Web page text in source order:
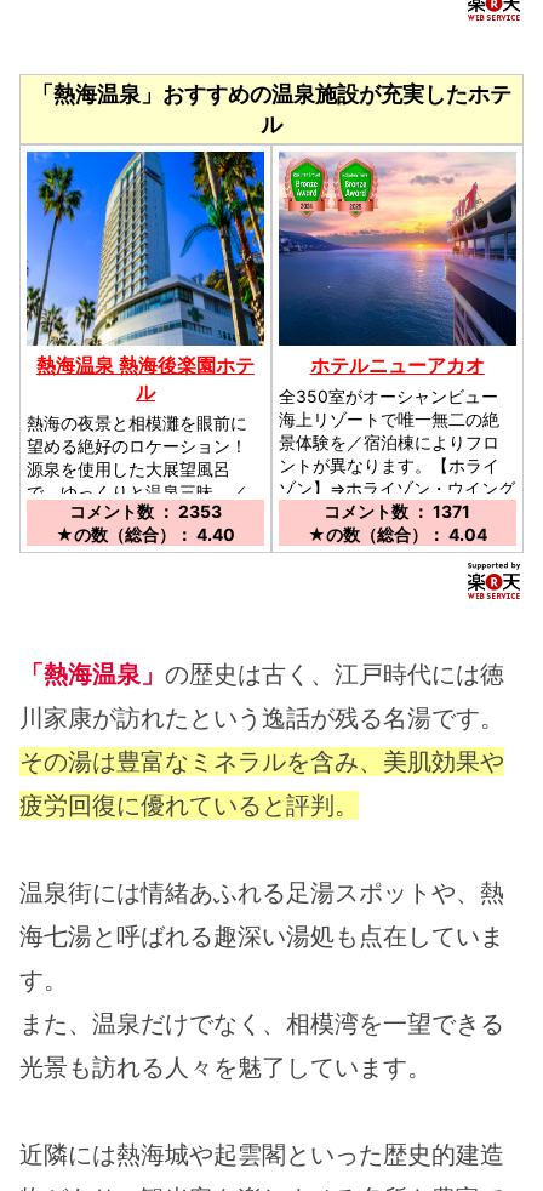
「熱海温泉」おすすめの温泉施設が充実したホテ
ル
熱海温泉 熱海後楽園ホテ
ル
熱海の夜景と相模灘を眼前に
望める絶好のロケーション！
源泉を使用した大展望風呂
で、ゆっくりと温泉三昧。／
東京から新幹線で50分！熱海
駅よりタクシーで約１０分。
コメント数 ： 2353
★の数（総合）： 4.40
ホテルニューアカオ
全350室がオーシャンビュー
海上リゾートで唯一無二の絶
景体験を／宿泊棟によりフロ
ントが異なります。【ホライ
ゾン】⇒ホライゾン・ウイング
【オーシャン】⇒オーシャン・
ウイング
コメント数 ： 1371
★の数（総合）： 4.04
「熱海温泉」 の歴史は古く、江戸時代には徳
川家康が訪れたという逸話が残る名湯です。
その湯は豊富なミネラルを含み、美肌効果や
疲労回復に優れていると評判。
温泉街には情緒あふれる足湯スポットや、熱
海七湯と呼ばれる趣深い湯処も点在していま
す。
また、温泉だけでなく、相模湾を一望できる
光景も訪れる人々を魅了しています。
近隣には熱海城や起雲閣といった歴史的建造